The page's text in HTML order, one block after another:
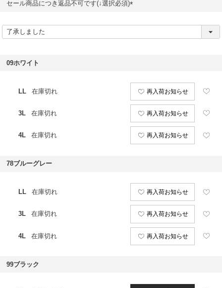
セール商品につき返品不可です(↓選択必須)
必
09ホワイト
LL 在庫切れ 再入荷お知らせ
3L 在庫切れ 再入荷お知らせ
4L 在庫切れ 再入荷お知らせ
78ブルーグレー
LL 在庫切れ 再入荷お知らせ
3L 在庫切れ 再入荷お知らせ
4L 在庫切れ 再入荷お知らせ
99ブラック